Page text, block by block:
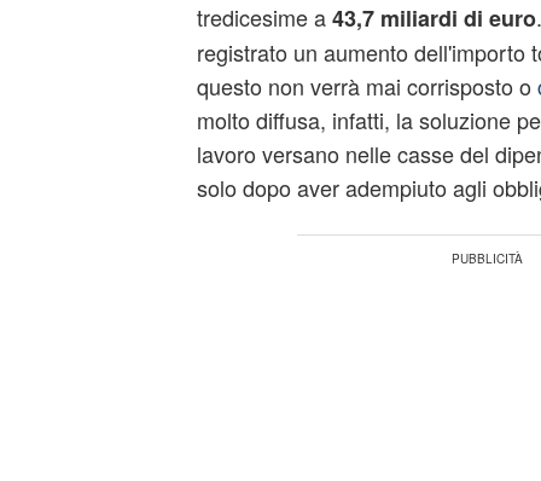
tredicesimea43,7 miliardi di euro
registrato un aumento dell'importo
questo non verrà mai corrisposto o
molto diffusa, infatti, la soluzione
lavoro versano nelle casse del
solo dopo aver adempiuto agli